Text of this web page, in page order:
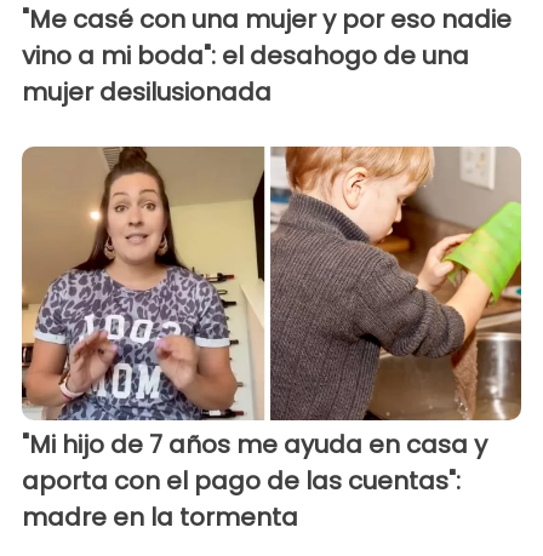
"Me casé con una mujer y por eso nadie
vino a mi boda": el desahogo de una
mujer desilusionada
"Mi hijo de 7 años me ayuda en casa y
aporta con el pago de las cuentas":
madre en la tormenta